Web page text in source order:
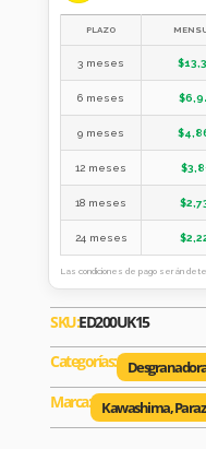
PLAZO
3 meses $
6 meses $
9 meses $
12 meses $
18 meses $
24 meses $
Las condiciones de pago serán
SKU:ED200UK15
Categorías:
Marca: Kawashima,